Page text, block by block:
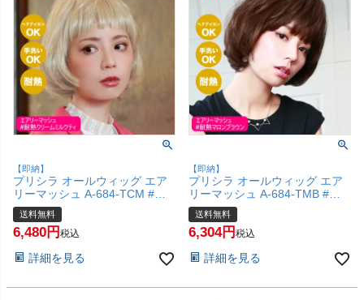
【即納】
プリシラ オールウィッグ エア
リーマッシュ A-684-TCM #耐
熱クリームミルクティ 【かつら
和装 コスプレ 医療用 自然 おし
ゃれ かわいい 可愛い 小顔 簡単
配便送料無料】(6057747)
送料無料
6,480 税込
詳細を見る
【即納】
プリシラ オールウィッグ エア
リーマッシュ A-684-TMB #耐
熱マロンブラウン 【かつら 和
装 コスプレ 医療用 自然 おしゃ
れ かわいい 可愛い 小顔 簡単
配便送料無料】(6057746)
送料無料
6,304 税込
詳細を見る